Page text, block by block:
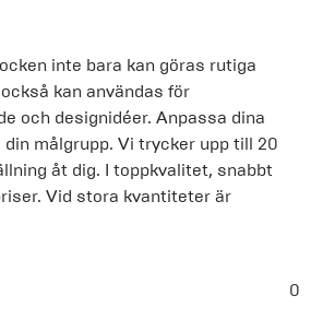
inte bara kan göras rutiga
kan användas för
och designidéer. Anpassa dina
målgrupp. Vi trycker upp till 20
åt dig. I toppkvalitet, snabbt
Vid stora kvantiteter är
0